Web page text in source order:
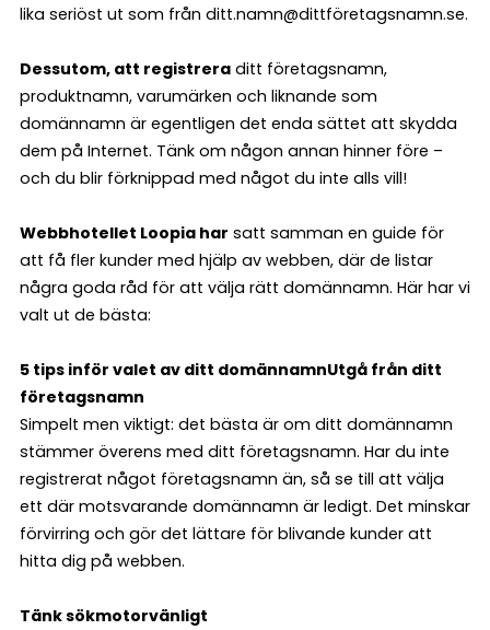
lika seriöst ut som från ditt.namn@dittföretagsnamn.se.
Dessutom, att registrera ditt företagsnamn,
produktnamn, varumärken och liknande som
domännamn är egentligen det enda sättet att skydda
dem på Internet. Tänk om någon annan hinner före –
och du blir förknippad med något du inte alls vill!
Webbhotellet Loopia har satt samman en guide för
att få fler kunder med hjälp av webben, där de listar
några goda råd för att välja rätt domännamn. Här har vi
valt ut de bästa:
5 tips inför valet av ditt domännamnUtgå från ditt
företagsnamn
Simpelt men viktigt: det bästa är om ditt domännamn
stämmer överens med ditt företagsnamn. Har du inte
registrerat något företagsnamn än, så se till att välja
ett där motsvarande domännamn är ledigt. Det minskar
förvirring och gör det lättare för blivande kunder att
hitta dig på webben.
Tänk sökmotorvänligt